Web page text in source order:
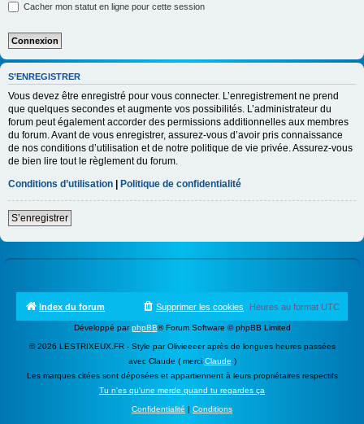
Cacher mon statut en ligne pour cette session
S’ENREGISTRER
Vous devez être enregistré pour vous connecter. L’enregistrement ne prend
que quelques secondes et augmente vos possibilités. L’administrateur du
forum peut également accorder des permissions additionnelles aux membres
du forum. Avant de vous enregistrer, assurez-vous d’avoir pris connaissance
de nos conditions d’utilisation et de notre politique de vie privée. Assurez-vous
de bien lire tout le règlement du forum.
Conditions d’utilisation | Politique de confidentialité
S’enregistrer
Index du forum Heures au format UTC
Supprimer les cookies
Développé parphpBB® Forum Software © phpBB Limited
© 2026 LESTRIXEUX.FR - Style par Olivieeeer après de longues heures passées
avec Claude ( merci Claude )
Les marques citées sont déposées et appartiennent à leurs propriétaires respectifs
Tu n'es qu'une merde quand tu regardes ça
Confidentialité | Conditions